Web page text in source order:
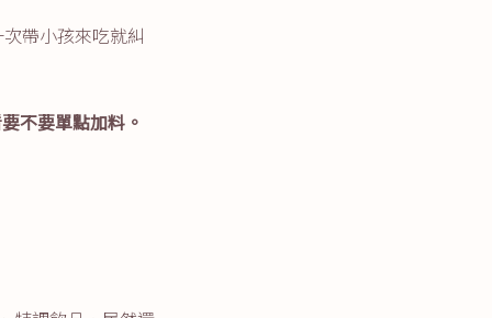
帶小孩來吃就糾
不要單點加料。